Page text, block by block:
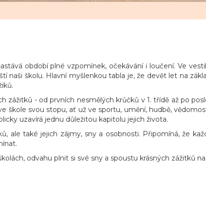
období plné vzpomínek, očekávání i loučení. Ve
naši školu. Hlavní myšlenkou tabla je, že devět let na
zážitků - od prvních nesmělých krůčků v 1. třídě až po
škole svou stopu, ať už ve sportu, umění, hudbě,
uzavírá jednu důležitou kapitolu jejich života.
ale také jejich zájmy, sny a osobnosti. Připomíná, že
odvahu plnit si své sny a spoustu krásných zážitků